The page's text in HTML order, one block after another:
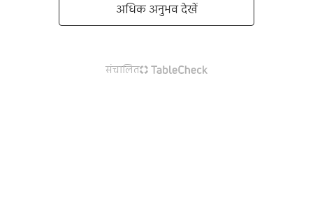
अधिक अनुभव देखें
संचालित